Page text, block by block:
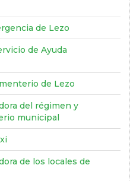
de Lezo
de Ayuda
de Lezo
del régimen y
municipal
de los locales de